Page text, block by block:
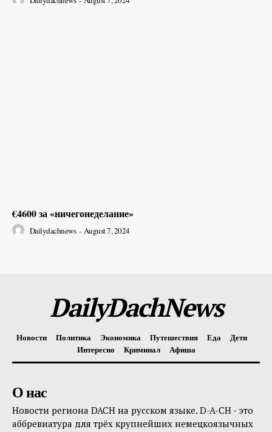
€4600 за «ничегонеделание»
Dailydachnews - August 7, 2024
DailyDachNews
Новости Политика Экономика Путешествия Еда
Дети
Интересно
Криминал Афиша
О нас
Новости региона DACH на русском языке. D-A-CH - это
аббревиатура для трёх крупнейших немецкоязычных